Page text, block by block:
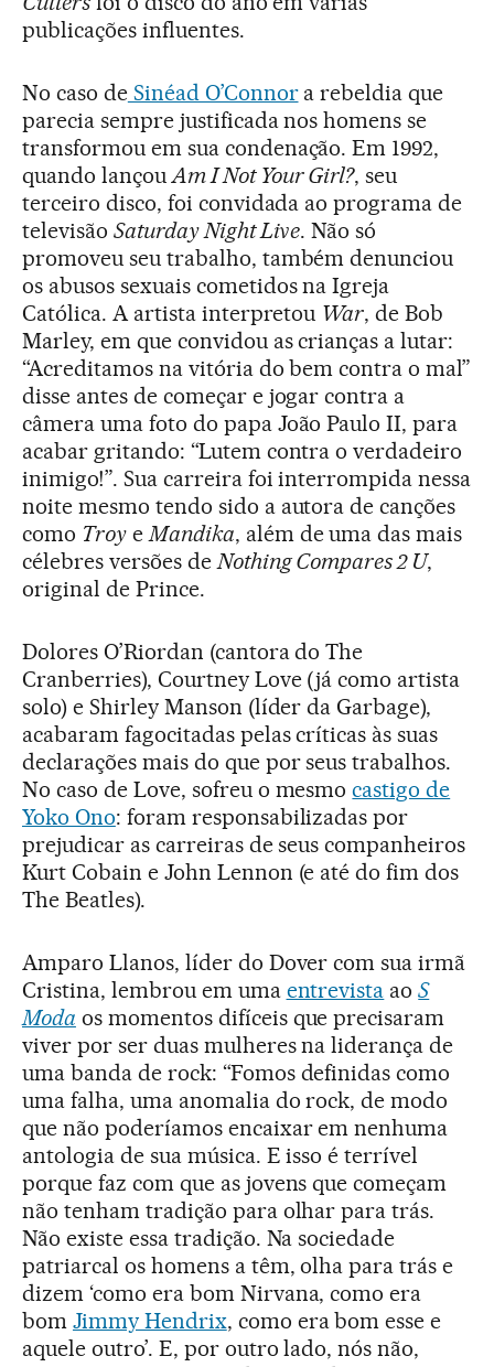
publicações influentes.
No caso deSinéad O’Connora rebeldia que
parecia sempre justificada nos homens se
transformou em sua condenação. Em 1992,
quando lançouAm I Not Your Girl?, seu
terceiro disco, foi convidada ao programa de
televisão Saturday Night Live. Não só
promoveu seu trabalho, também denunciou
os abusos sexuais cometidos na Igreja
Católica. A artista interpretou War, de Bob
Marley, em que convidou as crianças a lutar:
“Acreditamos na vitória do bem contra o mal”
disse antes de começar e jogar contra a
câmera uma foto do papa João Paulo II, para
acabar gritando: “Lutem contra o verdadeiro
inimigo!”. Sua carreira foi interrompida nessa
noite mesmo tendo sido a autora de canções
como TroyeMandika, além de uma das mais
célebres versões deNothing Compares 2 U,
original de Prince.
Dolores O’Riordan (cantora do The
Cranberries), Courtney Love (já como artista
solo) e Shirley Manson (líder da Garbage),
acabaram fagocitadas pelas críticas às suas
declarações mais do que por seus trabalhos.
No caso de Love, sofreu o mesmocastigo de
Yoko Ono: foram responsabilizadas por
prejudicar as carreiras de seus companheiros
Kurt Cobain e John Lennon (e até do fim dos
The Beatles).
Amparo Llanos, líder do Dover com sua irmã
Cristina, lembrou em uma entrevista aoS
Moda os momentos difíceis que precisaram
viver por ser duas mulheres na liderança de
uma banda de rock: “Fomos definidas como
uma falha, uma anomalia do rock, de modo
que não poderíamos encaixar em nenhuma
antologia de sua música. E isso é terrível
porque faz com que as jovens que começam
não tenham tradição para olhar para trás.
Não existe essa tradição. Na sociedade
patriarcal os homens a têm, olha para trás e
dizem ‘como era bom Nirvana, como era
bom Jimmy Hendrix, como era bom esse e
aquele outro’. E, por outro lado, nós não,